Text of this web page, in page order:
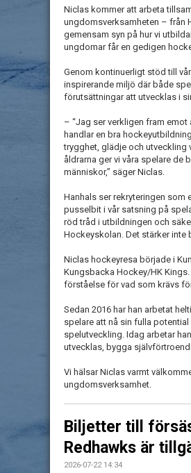
Niclas kommer att arbeta
ungdomsverksamheten – från
gemensam syn på hur vi
ungdomar får en gedigen
Genom kontinuerligt stöd till
inspirerande miljö där både
förutsättningar att utvecklas i
– “Jag ser verkligen fram
handlar en bra
trygghet, glädje och utveckling
åldrarna ger vi våra spelare
människor,” säger Niclas.
Hanhals ser rekryteringen
pusselbit i vår satsning på
röd tråd i utbildningen och
Hockeyskolan. Det stärker inte
Niclas hockeyresa började i
Kungsbacka Hockey/HK
förståelse för vad som krävs
Sedan 2016 har han arbetat
spelare att nå sin fulla
spelutveckling. Idag arbetar
utvecklas, bygga
Vi hälsar Niclas varmt
ungdomsverksamhet.
Biljetter till
Redhawks är
2026-07-22 14:34